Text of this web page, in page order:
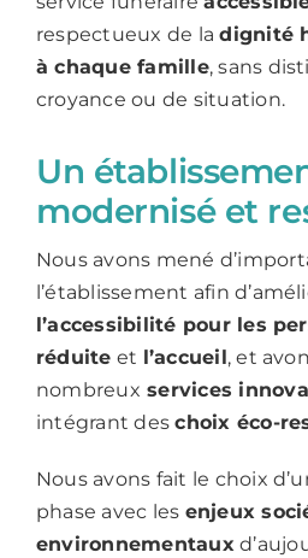
respectueux de ladignité
à chaque famille, sans
croyance ou de situation.
Un
modernisé et
Nous avons mené
l’établissement afin
l’accessibilité pour les
réduite et l’accueil, et
nombreux services
intégrant deschoix éco-
Nous avons fait le choix
phase avec les enjeux
environnementaux